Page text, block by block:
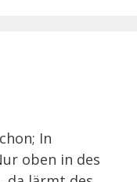
In
oben in des